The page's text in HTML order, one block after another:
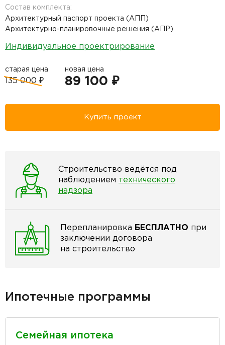
Состав комплекта:
Архитектурный паспорт проекта (АПП)
Архитектурно-планировочные решения (АПР)
Индивидуальное проектрирование
старая цена
135 000 ₽
новая цена
89 100 ₽
Купить проект
Строительство ведётся под
наблюдением технического
надзора
Перепланировка БЕСПЛАТНО при
заключении договора
на строительство
Ипотечные программы
Семейная ипотека